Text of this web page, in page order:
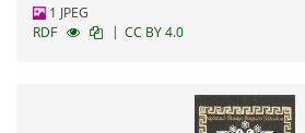
1 JPEG
RDF
| CC BY 4.0